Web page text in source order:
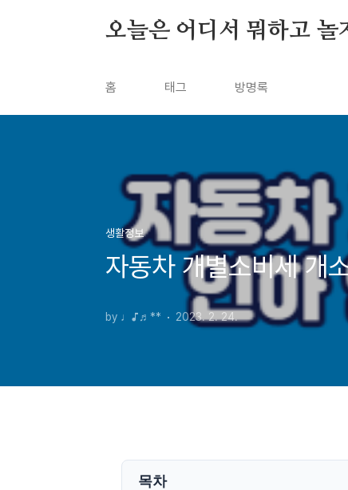
오늘은 어디서 뭐하고 놀
홈 태그 방명록
생활정보
자동차 개별소비세 개
by ♩♪♬** 2023. 2. 24.
목차